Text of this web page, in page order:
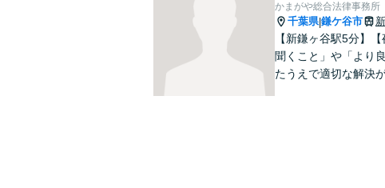
かまがや総合法律事務所
千葉県|鎌ケ谷市
【新鎌ヶ谷駅5分】
聞くこと」や「より
たうえで適切な解決